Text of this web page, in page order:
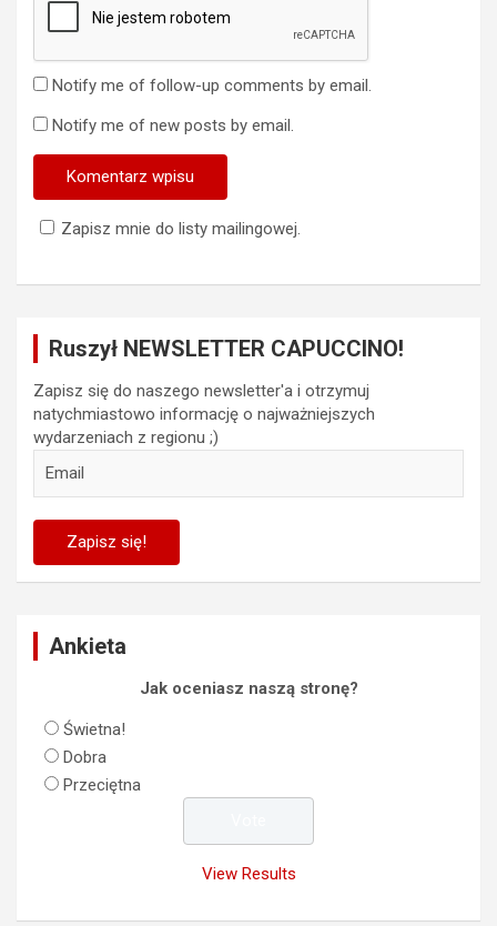
Notify me of follow-up comments by email.
Notify me of new posts by email.
Zapisz mnie do listy mailingowej.
Ruszył NEWSLETTER CAPUCCINO!
Zapisz się do naszego newsletter'a i otrzymuj
natychmiastowo informację o najważniejszych
wydarzeniach z regionu ;)
Ankieta
Jak oceniasz naszą stronę?
Świetna!
Dobra
Przeciętna
View Results